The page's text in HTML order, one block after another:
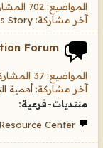
المواضيع: 702 المشاركات: 1,572
آخر مشاركة: Story
Forum
المواضيع: 37 المشاركات: 355
آخر مشاركة: أهمية
منتديات-فرعية:
Center